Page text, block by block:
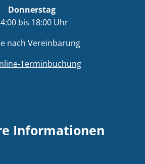
Donnerstag
bis 18:00 Uhr
nach Vereinbarung
Terminbuchung
Informationen